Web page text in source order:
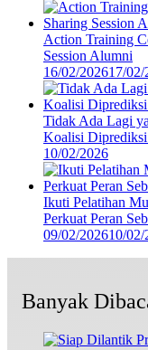
Action Training
Session Alumni
16/02/202617/02/
Tidak Ada Lagi
Koalisi
10/02/2026
Ikuti Pelatihan
Perkuat Peran
09/02/202610/02/
Banyak